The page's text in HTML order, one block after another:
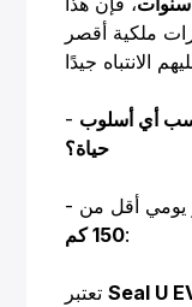
ملكية أقصر
- أي أسلوب
حياة؟
يومي أقل من
150 كم:
تعتبرSeal U